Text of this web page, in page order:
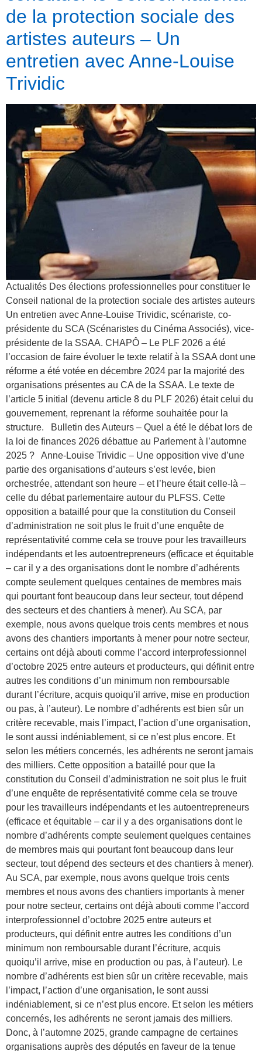
de la protection sociale des
artistes auteurs – Un
entretien avec Anne-Louise
Trividic
Actualités Des élections professionnelles pour constituer le
Conseil national de la protection sociale des artistes auteurs
Un entretien avec Anne-Louise Trividic, scénariste, co-
présidente du SCA (Scénaristes du Cinéma Associés), vice-
présidente de la SSAA. CHAPÔ – Le PLF 2026 a été
l’occasion de faire évoluer le texte relatif à la SSAA dont une
réforme a été votée en décembre 2024 par la majorité des
organisations présentes au CA de la SSAA. Le texte de
l’article 5 initial (devenu article 8 du PLF 2026) était celui du
gouvernement, reprenant la réforme souhaitée pour la
structure. Bulletin des Auteurs – Quel a été le débat lors de
la loi de finances 2026 débattue au Parlement à l’automne
2025 ? Anne-Louise Trividic – Une opposition vive d’une
partie des organisations d’auteurs s’est levée, bien
orchestrée, attendant son heure – et l’heure était celle-là –
celle du débat parlementaire autour du PLFSS. Cette
opposition a bataillé pour que la constitution du Conseil
d’administration ne soit plus le fruit d’une enquête de
représentativité comme cela se trouve pour les travailleurs
indépendants et les autoentrepreneurs (efficace et équitable
– car il y a des organisations dont le nombre d’adhérents
compte seulement quelques centaines de membres mais
qui pourtant font beaucoup dans leur secteur, tout dépend
des secteurs et des chantiers à mener). Au SCA, par
exemple, nous avons quelque trois cents membres et nous
avons des chantiers importants à mener pour notre secteur,
certains ont déjà abouti comme l’accord interprofessionnel
d’octobre 2025 entre auteurs et producteurs, qui définit entre
autres les conditions d’un minimum non remboursable
durant l’écriture, acquis quoiqu’il arrive, mise en production
ou pas, à l’auteur). Le nombre d’adhérents est bien sûr un
critère recevable, mais l’impact, l’action d’une organisation,
le sont aussi indéniablement, si ce n’est plus encore. Et
selon les métiers concernés, les adhérents ne seront jamais
des milliers. Cette opposition a bataillé pour que la
constitution du Conseil d’administration ne soit plus le fruit
d’une enquête de représentativité comme cela se trouve
pour les travailleurs indépendants et les autoentrepreneurs
(efficace et équitable – car il y a des organisations dont le
nombre d’adhérents compte seulement quelques centaines
de membres mais qui pourtant font beaucoup dans leur
secteur, tout dépend des secteurs et des chantiers à mener).
Au SCA, par exemple, nous avons quelque trois cents
membres et nous avons des chantiers importants à mener
pour notre secteur, certains ont déjà abouti comme l’accord
interprofessionnel d’octobre 2025 entre auteurs et
producteurs, qui définit entre autres les conditions d’un
minimum non remboursable durant l’écriture, acquis
quoiqu’il arrive, mise en production ou pas, à l’auteur). Le
nombre d’adhérents est bien sûr un critère recevable, mais
l’impact, l’action d’une organisation, le sont aussi
indéniablement, si ce n’est plus encore. Et selon les métiers
concernés, les adhérents ne seront jamais des milliers.
Donc, à l’automne 2025, grande campagne de certaines
organisations auprès des députés en faveur de la tenue